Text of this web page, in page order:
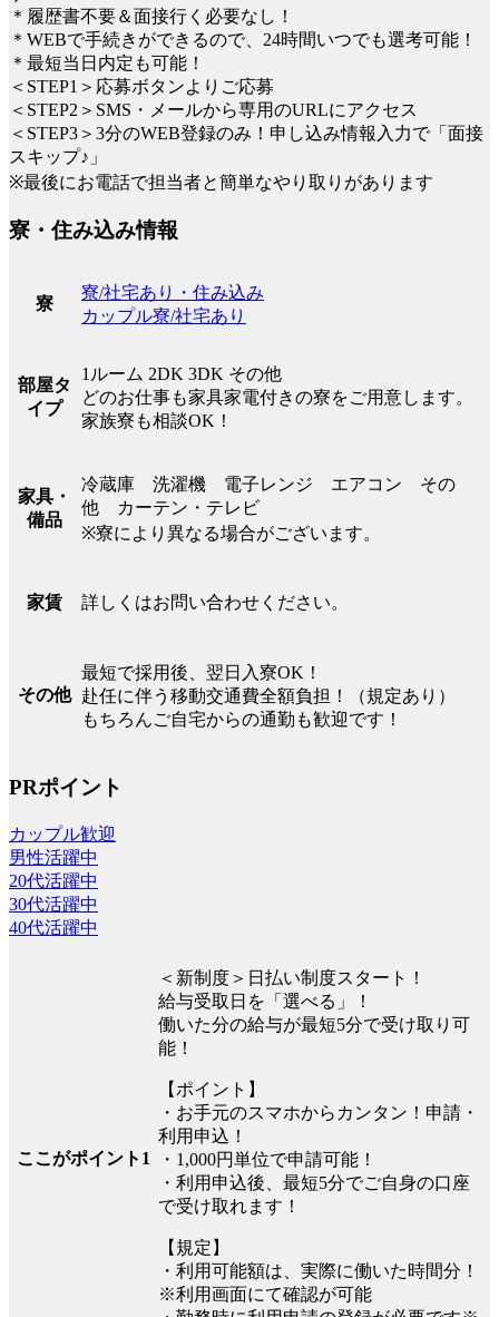
＊履歴書不要＆面接行く必要なし！
＊WEBで手続きができるので、24時間いつでも選考可能！
＊最短当日内定も可能！
＜STEP1＞応募ボタンよりご応募
＜STEP2＞SMS・メールから専用のURLにアクセス
＜STEP3＞3分のWEB登録のみ！申し込み情報入力で「面接
スキップ♪」
※最後にお電話で担当者と簡単なやり取りがあります
寮・住み込み情報
寮
寮/社宅あり・住み込み
カップル寮/社宅あり
部屋タ
イプ
1ルーム 2DK 3DK その他
どのお仕事も家具家電付きの寮をご用意します。
家族寮も相談OK！
家具・
備品
冷蔵庫 洗濯機 電子レンジ エアコン その
他 カーテン・テレビ
※寮により異なる場合がございます。
家賃 詳しくはお問い合わせください。
その他
最短で採用後、翌日入寮OK！
赴任に伴う移動交通費全額負担！（規定あり）
もちろんご自宅からの通勤も歓迎です！
PRポイント
カップル歓迎
男性活躍中
20代活躍中
30代活躍中
40代活躍中
ここがポイント1
＜新制度＞日払い制度スタート！
給与受取日を「選べる」！
働いた分の給与が最短5分で受け取り可
能！
【ポイント】
・お手元のスマホからカンタン！申請・
利用申込！
・1,000円単位で申請可能！
・利用申込後、最短5分でご自身の口座
で受け取れます！
【規定】
・利用可能額は、実際に働いた時間分！
※利用画面にて確認が可能